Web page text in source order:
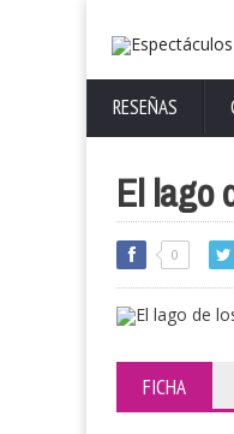
RESEÑAS
El lago
0
FICHA